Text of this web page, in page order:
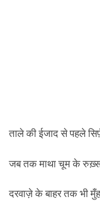
ताले की ईजाद से पहले
जब तक माथा चूम के
दरवाज़े के बाहर तक भी